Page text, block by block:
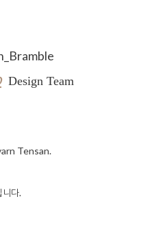
Design Team
Tensan.
니다.